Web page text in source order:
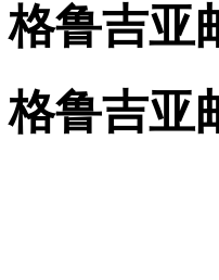
格鲁吉亚
格鲁吉亚